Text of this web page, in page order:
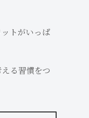
トがいっぱ
る習慣をつ